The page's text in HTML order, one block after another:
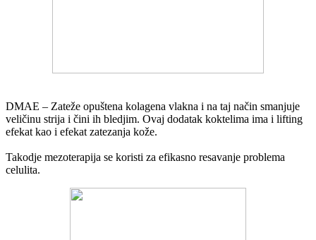
DMAE – Zateže opuštena kolagena vlakna i na taj način smanjuje
veličinu strija i čini ih bledjim. Ovaj dodatak koktelima ima i lifting
efekat kao i efekat zatezanja kože.
Takodje mezoterapija se koristi za efikasno resavanje problema
celulita.